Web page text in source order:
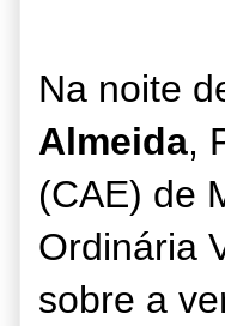
Na noite
Almeida,
(CAE) de
Ordinária
sobre a